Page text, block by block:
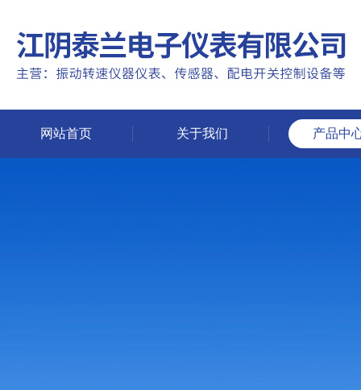
网站首页 关于我们 产品中